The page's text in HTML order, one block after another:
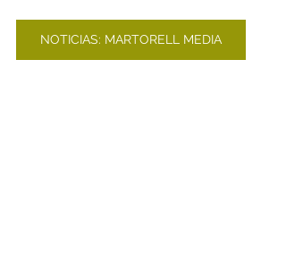
NOTICIAS: MARTORELL MEDIA